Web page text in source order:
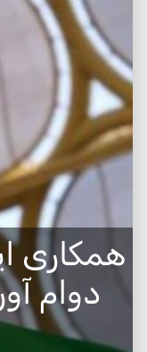
همکاری
دوام